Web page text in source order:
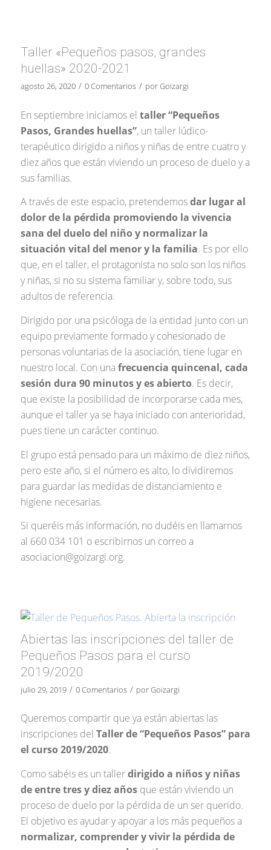
Taller «Pequeños pasos, grandes
huellas» 2020-2021
agosto 26, 2020 / 0 Comentarios / porGoizargi
En septiembre iniciamos el taller “Pequeños
Pasos, Grandes huellas”, un taller lúdico-
terapéutico dirigido a niños y niñas de entre cuatro y
diez años que están viviendo un proceso de duelo y a
sus familias.
A través de este espacio, pretendemosdar lugar al
dolor de la pérdida promoviendo la vivencia
sana del duelo del niño y normalizar la
situación vital del menor y la familia. Es por ello
que, en el taller, el protagonista no solo son los niños
y niñas, si no su sistema familiar y, sobre todo, sus
adultos de referencia.
Dirigido por una psicóloga de la entidad junto con un
equipo previamente formado y cohesionado de
personas voluntarias de la asociación, tiene lugar en
nuestro local. Con una frecuencia quincenal, cada
sesión dura 90 minutos y es abierto. Es decir,
que existe la posibilidad de incorporarse cada mes,
aunque el taller ya se haya iniciado con anterioridad,
pues tiene un carácter continuo.
El grupo está pensado para un máximo de diez niños,
pero este año, si el número es alto, lo dividiremos
para guardar las medidas de distanciamiento e
higiene necesarias.
Si queréis más información, no dudéis en llamarnos
al 660 034 101 o escribirnos un correo a
asociacion@goizargi.org.
Abiertas las inscripciones del taller de
Pequeños Pasos para el curso
2019/2020
julio 29, 2019 / 0 Comentarios / porGoizargi
Queremos compartir que ya están abiertas las
inscripciones del Taller de “Pequeños Pasos” para
el curso 2019/2020.
Como sabéis es un tallerdirigido a niños y niñas
de entre tres y diez añosque están viviendo un
proceso de duelo por la pérdida de un ser querido.
El objetivo es ayudar y apoyar a los más pequeños a
normalizar, comprender y vivir la pérdida de